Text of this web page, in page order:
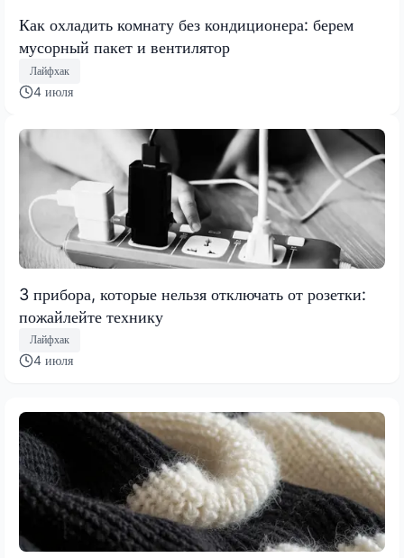
Как охладить комнату без кондиционера: берем
мусорный пакет и вентилятор
Лайфхак
4 июля
3 прибора, которые нельзя отключать от розетки:
пожайлейте технику
Лайфхак
4 июля